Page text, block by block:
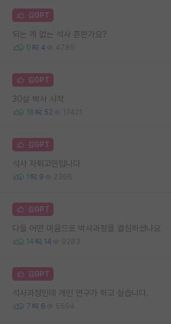
김GPT
되는 게 없는 석사 흔한가요?
0 4 4785
김GPT
30살 박사 시작
18 52 17421
김GPT
석사 자퇴고민입니다
1 9 2396
김GPT
다들 어떤 마음으로 박사과정을 결심하셨나요
14 14 9283
김GPT
석사과정인데 개인 연구가 하고 싶습니다.
7 6 5594